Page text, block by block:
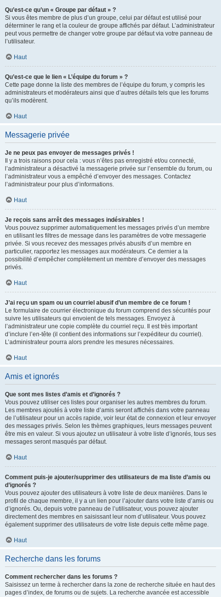
Qu’est-ce qu’un « Groupe par défaut » ?
Si vous êtes membre de plus d’un groupe, celui par défaut est utilisé pour
déterminer le rang et la couleur de groupe affichés par défaut. L’administrateur
peut vous permettre de changer votre groupe par défaut via votre panneau de
l’utilisateur.
Haut
Qu’est-ce que le lien « L’équipe du forum » ?
Cette page donne la liste des membres de l’équipe du forum, y compris les
administrateurs et modérateurs ainsi que d’autres détails tels que les forums
qu’ils modèrent.
Haut
Messagerie privée
Je ne peux pas envoyer de messages privés !
Il y a trois raisons pour cela : vous n’êtes pas enregistré et/ou connecté,
l’administrateur a désactivé la messagerie privée sur l’ensemble du forum, ou
l’administrateur vous a empêché d’envoyer des messages. Contactez
l’administrateur pour plus d’informations.
Haut
Je reçois sans arrêt des messages indésirables !
Vous pouvez supprimer automatiquement les messages privés d’un membre
en utilisant les filtres de message dans les paramètres de votre messagerie
privée. Si vous recevez des messages privés abusifs d’un membre en
particulier, rapportez les messages aux modérateurs. Ce dernier a la
possibilité d’empêcher complètement un membre d’envoyer des messages
privés.
Haut
J’ai reçu un spam ou un courriel abusif d’un membre de ce forum !
Le formulaire de courrier électronique du forum comprend des sécurités pour
suivre les utilisateurs qui envoient de tels messages. Envoyez à
l’administrateur une copie complète du courriel reçu. Il est très important
d’inclure l’en-tête (il contient des informations sur l’expéditeur du courriel).
L’administrateur pourra alors prendre les mesures nécessaires.
Haut
Amis et ignorés
Que sont mes listes d’amis et d’ignorés ?
Vous pouvez utiliser ces listes pour organiser les autres membres du forum.
Les membres ajoutés à votre liste d’amis seront affichés dans votre panneau
de l’utilisateur pour un accès rapide, voir leur état de connexion et leur envoyer
des messages privés. Selon les thèmes graphiques, leurs messages peuvent
être mis en valeur. Si vous ajoutez un utilisateur à votre liste d’ignorés, tous ses
messages seront masqués par défaut.
Haut
Comment puis-je ajouter/supprimer des utilisateurs de ma liste d’amis ou
d’ignorés ?
Vous pouvez ajouter des utilisateurs à votre liste de deux manières. Dans le
profil de chaque membre, il y a un lien pour l’ajouter dans votre liste d’amis ou
d’ignorés. Ou, depuis votre panneau de l’utilisateur, vous pouvez ajouter
directement des membres en saisissant leur nom d’utilisateur. Vous pouvez
également supprimer des utilisateurs de votre liste depuis cette même page.
Haut
Recherche dans les forums
Comment rechercher dans les forums ?
Saisissez un terme à rechercher dans la zone de recherche située en haut des
pages d’index, de forums ou de sujets. La recherche avancée est accessible